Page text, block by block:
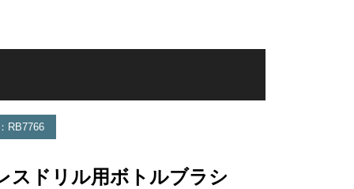
RB7766
スドリル用ボトルブラシ